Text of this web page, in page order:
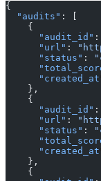
{
  "audits"
: [
    {
      "audit_id"
:
      "url"
:
      "status"
:
    },
    {
      "audit_id"
:
      "url"
:
      "status"
:
    },
    {